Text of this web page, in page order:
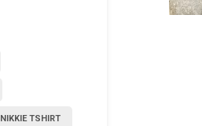
NIKKIE TSHIRT